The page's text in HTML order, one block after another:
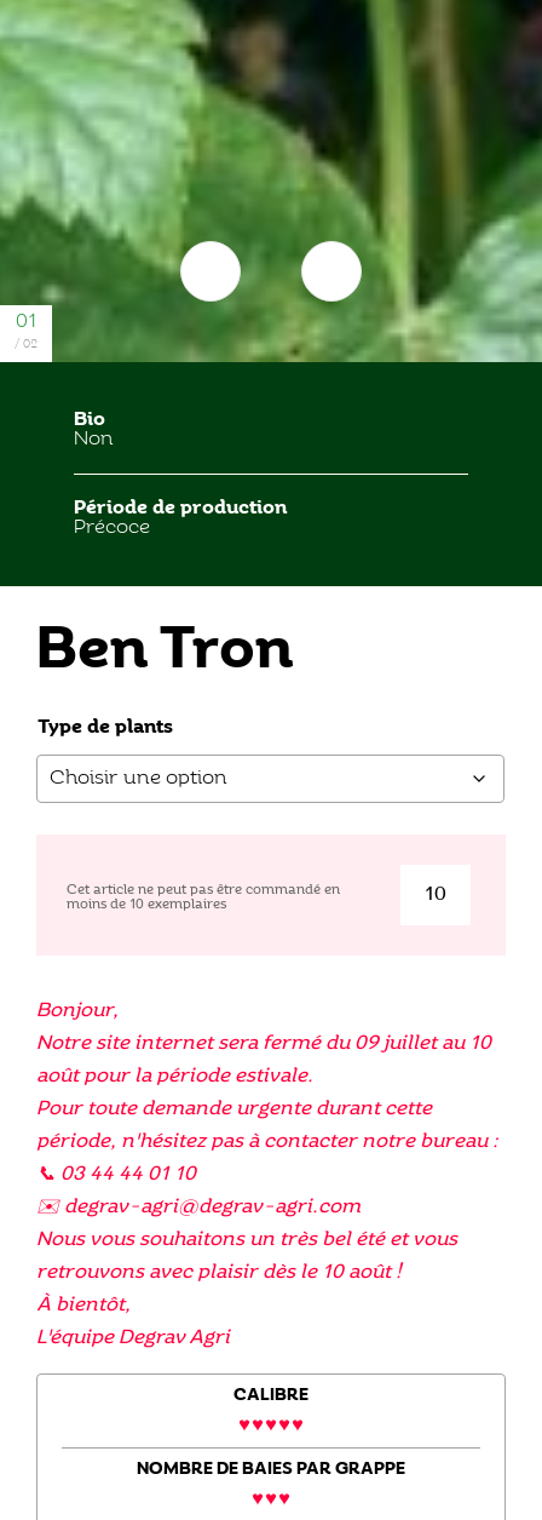
Bio
Non
Période de production
Précoce
Ben Tron
Type de plants
Cet article ne peut pas être commandé en
moins de 10 exemplaires
Bonjour,
Notre site internet sera fermé du 09 juillet au 10
août pour la période estivale.
Pour toute demande urgente durant cette
période, n'hésitez pas à contacter notre bureau :
📞 03 44 44 01 10
✉️ degrav-agri@degrav-agri.com
Nous vous souhaitons un très bel été et vous
retrouvons avec plaisir dès le 10 août !
À bientôt,
L'équipe Degrav Agri
CALIBRE
NOMBRE DE BAIES PAR GRAPPE